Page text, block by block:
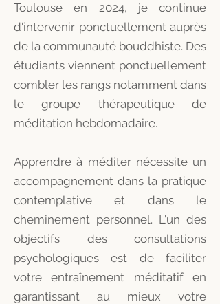
Toulouse en 2024, je continue
d'intervenir ponctuellement auprès
de la communauté bouddhiste. Des
étudiants viennent ponctuellement
combler les rangs notamment dans
le groupe thérapeutique de
méditation hebdomadaire.
Apprendre à méditer nécessite un
accompagnement dans la pratique
contemplative et dans le
cheminement personnel. L'un des
objectifs des consultations
psychologiques est de faciliter
votre entraînement méditatif en
garantissant au mieux votre